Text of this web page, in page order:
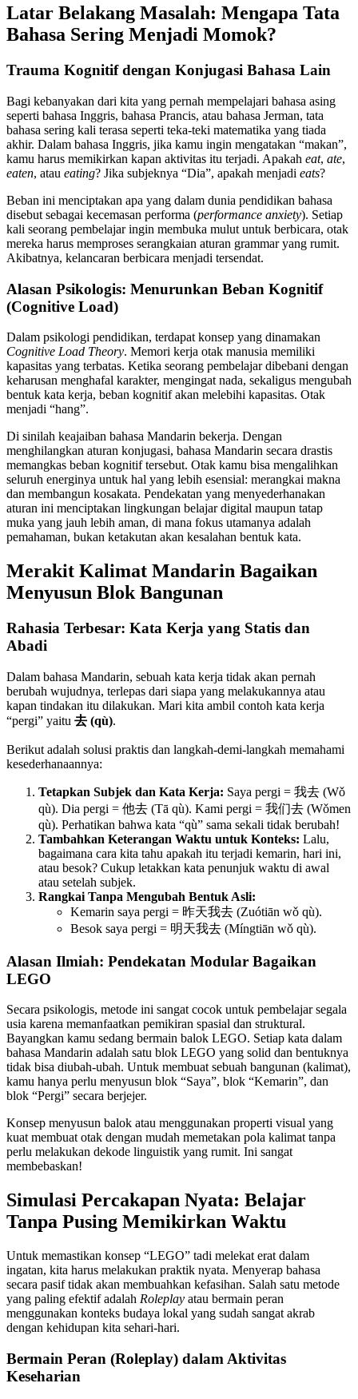
Latar Belakang Masalah: Mengapa Tata
Bahasa Sering Menjadi Momok?
Trauma Kognitif dengan Konjugasi Bahasa Lain
Bagi kebanyakan dari kita yang pernah mempelajari bahasa asing
seperti bahasa Inggris, bahasa Prancis, atau bahasa Jerman, tata
bahasa sering kali terasa seperti teka-teki matematika yang tiada
akhir. Dalam bahasa Inggris, jika kamu ingin mengatakan “makan”,
kamu harus memikirkan kapan aktivitas itu terjadi. Apakah eat, ate,
eaten, atau eating? Jika subjeknya “Dia”, apakah menjadi eats?
Beban ini menciptakan apa yang dalam dunia pendidikan bahasa
disebut sebagai kecemasan performa (performance anxiety). Setiap
kali seorang pembelajar ingin membuka mulut untuk berbicara, otak
mereka harus memproses serangkaian aturan grammar yang rumit.
Akibatnya, kelancaran berbicara menjadi tersendat.
Alasan Psikologis: Menurunkan Beban Kognitif
(Cognitive Load)
Dalam psikologi pendidikan, terdapat konsep yang dinamakan
Cognitive Load Theory. Memori kerja otak manusia memiliki
kapasitas yang terbatas. Ketika seorang pembelajar dibebani dengan
keharusan menghafal karakter, mengingat nada, sekaligus mengubah
bentuk kata kerja, beban kognitif akan melebihi kapasitas. Otak
menjadi “hang”.
Di sinilah keajaiban bahasa Mandarin bekerja. Dengan
menghilangkan aturan konjugasi, bahasa Mandarin secara drastis
memangkas beban kognitif tersebut. Otak kamu bisa mengalihkan
seluruh energinya untuk hal yang lebih esensial: merangkai makna
dan membangun kosakata. Pendekatan yang menyederhanakan
aturan ini menciptakan lingkungan belajar digital maupun tatap
muka yang jauh lebih aman, di mana fokus utamanya adalah
pemahaman, bukan ketakutan akan kesalahan bentuk kata.
Merakit Kalimat Mandarin Bagaikan
Menyusun Blok Bangunan
Rahasia Terbesar: Kata Kerja yang Statis dan
Abadi
Dalam bahasa Mandarin, sebuah kata kerja tidak akan pernah
berubah wujudnya, terlepas dari siapa yang melakukannya atau
kapan tindakan itu dilakukan. Mari kita ambil contoh kata kerja
“pergi” yaitu 去 (qù).
Berikut adalah solusi praktis dan langkah-demi-langkah memahami
kesederhanaannya:
Tetapkan Subjek dan Kata Kerja: Saya pergi = 我去 (Wǒ
qù). Dia pergi = 他去 (Tā qù). Kami pergi = 我们去 (Wǒmen
qù). Perhatikan bahwa kata “qù” sama sekali tidak berubah!
Tambahkan Keterangan Waktu untuk Konteks: Lalu,
bagaimana cara kita tahu apakah itu terjadi kemarin, hari ini,
atau besok? Cukup letakkan kata penunjuk waktu di awal
atau setelah subjek.
Rangkai Tanpa Mengubah Bentuk Asli:
Kemarin saya pergi = 昨天我去 (Zuótiān wǒ qù).
Besok saya pergi = 明天我去 (Míngtiān wǒ qù).
Alasan Ilmiah: Pendekatan Modular Bagaikan
LEGO
Secara psikologis, metode ini sangat cocok untuk pembelajar segala
usia karena memanfaatkan pemikiran spasial dan struktural.
Bayangkan kamu sedang bermain balok LEGO. Setiap kata dalam
bahasa Mandarin adalah satu blok LEGO yang solid dan bentuknya
tidak bisa diubah-ubah. Untuk membuat sebuah bangunan (kalimat),
kamu hanya perlu menyusun blok “Saya”, blok “Kemarin”, dan
blok “Pergi” secara berjejer.
Konsep menyusun balok atau menggunakan properti visual yang
kuat membuat otak dengan mudah memetakan pola kalimat tanpa
perlu melakukan dekode linguistik yang rumit. Ini sangat
membebaskan!
Simulasi Percakapan Nyata: Belajar
Tanpa Pusing Memikirkan Waktu
Untuk memastikan konsep “LEGO” tadi melekat erat dalam
ingatan, kita harus melakukan praktik nyata. Menyerap bahasa
secara pasif tidak akan membuahkan kefasihan. Salah satu metode
yang paling efektif adalah Roleplay atau bermain peran
menggunakan konteks budaya lokal yang sudah sangat akrab
dengan kehidupan kita sehari-hari.
Bermain Peran (Roleplay) dalam Aktivitas
Keseharian